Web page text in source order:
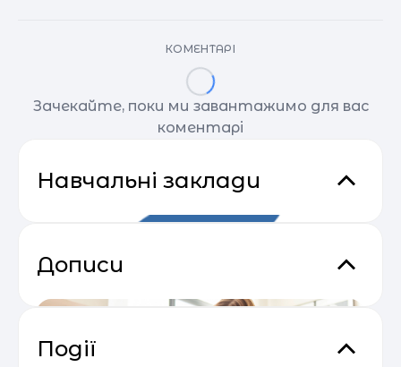
КОМЕНТАРІ
Зачекайте, поки ми завантажимо для вас
коментарі
Навчальні заклади
Дописи
Події